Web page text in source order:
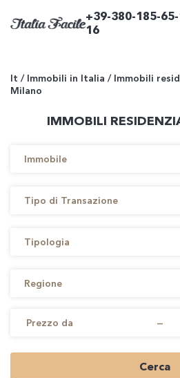
+39-380-185-
16
It / Immobili in Italia / Immobili
Milano
IMMOBILI
Immobile
Tipo di Transazione
Tipologia
Regione
Prezzo da —
Cerca